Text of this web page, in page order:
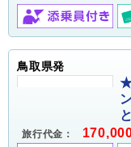
鳥取県発
★
旅行代金：